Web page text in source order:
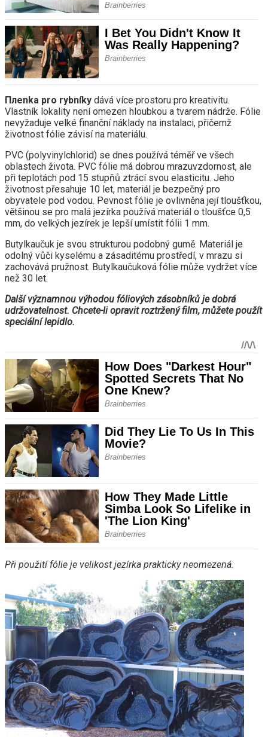
Плenka pro rybníky dává více prostoru pro kreativitu.
Vlastník lokality není omezen hloubkou a tvarem nádrže. Fólie
nevyžaduje velké finanční náklady na instalaci, přičemž
životnost fólie závisí na materiálu.
PVC (polyvinylchlorid) se dnes používá téměř ve všech
oblastech života. PVC fólie má dobrou mrazuvzdornost, ale
při teplotách pod 15 stupňů ztrácí svou elasticitu. Jeho
životnost přesahuje 10 let, materiál je bezpečný pro
obyvatele pod vodou. Pevnost fólie je ovlivněna její tloušťkou,
většinou se pro malá jezírka používá materiál o tloušťce 0,5
mm, do velkých jezírek je lepší umístit fólii 1 mm.
Butylkaučuk je svou strukturou podobný gumě. Materiál je
odolný vůči kyselému a zásaditému prostředí, v mrazu si
zachovává pružnost. Butylkaučuková fólie může vydržet více
než 30 let.
Další významnou výhodou fóliových zásobníků je dobrá
udržovatelnost. Chcete-li opravit roztržený film, můžete použít
speciální lepidlo.
Při použití fólie je velikost jezírka prakticky neomezená.